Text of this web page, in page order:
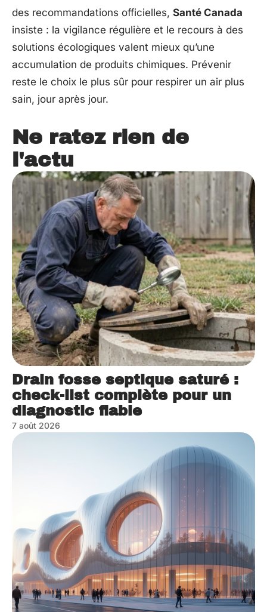
des recommandations officielles, Santé Canada
insiste : la vigilance régulière et le recours à des
solutions écologiques valent mieux qu’une
accumulation de produits chimiques. Prévenir
reste le choix le plus sûr pour respirer un air plus
sain, jour après jour.
Ne ratez rien de
l'actu
Drain fosse septique saturé :
check-list complète pour un
diagnostic fiable
7 août 2026